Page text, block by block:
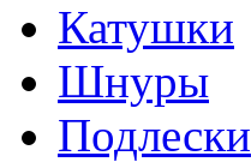
Катушки
Шнуры
Подлески